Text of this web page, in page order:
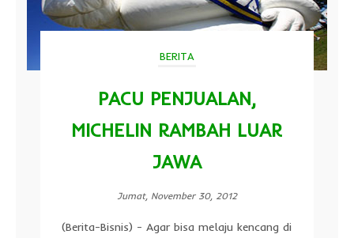
BERITA
PACU PENJUALAN,
MICHELIN RAMBAH LUAR
JAWA
Jumat, November 30, 2012
(Berita-Bisnis) - Agar bisa melaju kencang di